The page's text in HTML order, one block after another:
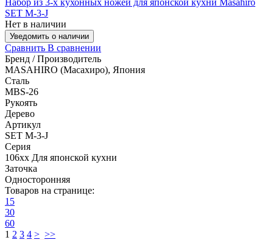
SET M-3-J
Нет в наличии
Уведомить о наличии
Сравнить В сравнении
Бренд / Производитель
MASAHIRO (Масахиро), Япония
Сталь
MBS-26
Рукоять
Дерево
Артикул
SET M-3-J
Серия
106xx Для японской кухни
Заточка
Односторонняя
Товаров на странице:
15
30
60
1 2 3 4 > >>